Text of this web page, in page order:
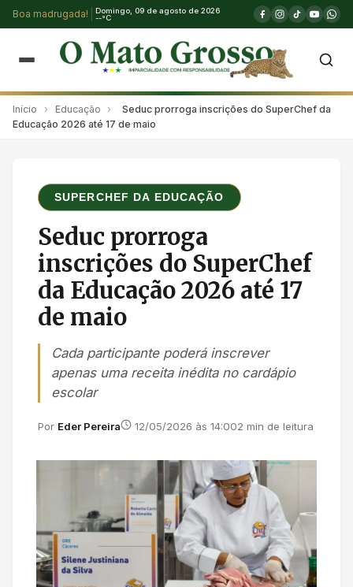
Boa madrugada!
Domingo, 09 de agosto de 2026
--°C
Início › Educação ›
Seduc prorroga inscrições do SuperChef da
Educação 2026 até 17 de maio
SUPERCHEF DA EDUCAÇÃO
Seduc prorroga
inscrições do SuperChef
da Educação 2026 até 17
de maio
Cada participante poderá inscrever
apenas uma receita inédita no cardápio
escolar
Por Eder Pereira 12/05/2026 às 14:002 min de leitura